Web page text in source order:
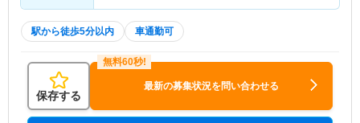
駅から徒歩5分以内 車通勤可
保存する
最新の募集状況を問い合わせる